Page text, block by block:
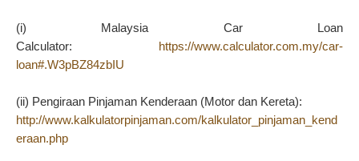
(i) Malaysia Car Loan
Calculator: https://www.calculator.com.my/car-
loan#.W3pBZ84zbIU
(ii) Pengiraan Pinjaman Kenderaan (Motor dan Kereta):
http://www.kalkulatorpinjaman.com/kalkulator_pinjaman_kend
eraan.php